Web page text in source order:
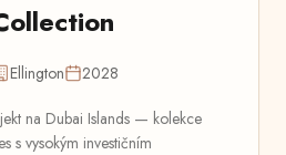
Ellington 2028
na Dubai Islands — kolekce
s vysokým investičním